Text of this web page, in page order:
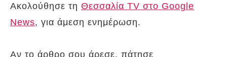
Ακολούθησε τη Θεσσαλία TV στο Google
News, για άμεση ενημέρωση.
Αν το άρθρο σου άρεσε, πάτησε